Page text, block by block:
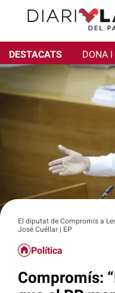
DESTACATS DONA
El diputat de Compromís a
José Cuéllar | EP
Política
Compromís: